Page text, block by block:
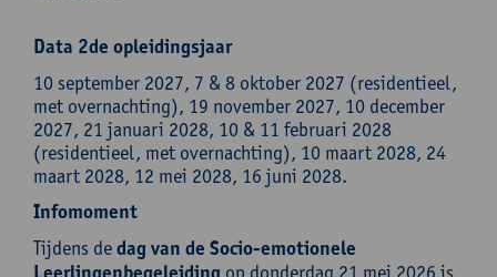
Data 2de opleidingsjaar
10 september 2027, 7 & 8 oktober 2027 (residentieel,
met overnachting), 19 november 2027, 10 december
2027, 21 januari 2028, 10 & 11 februari 2028
(residentieel, met overnachting), 10 maart 2028, 24
maart 2028, 12 mei 2028, 16 juni 2028.
Infomoment
Tijdens dedag van de Socio-emotionele
op donderdag 21 mei 2026 is